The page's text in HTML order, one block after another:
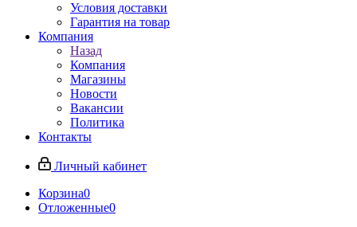
Условия доставки
Гарантия на товар
Компания
Назад
Компания
Магазины
Новости
Вакансии
Политика
Контакты
Личный кабинет
Корзина0
Отложенные0